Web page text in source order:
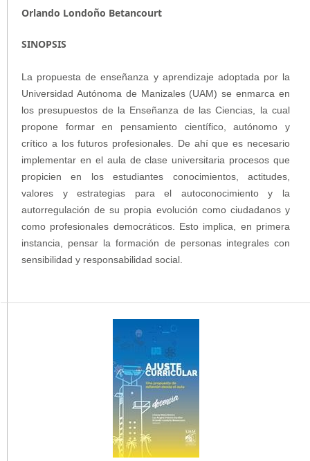
Orlando Londoño Betancourt
SINOPSIS
La propuesta de enseñanza y aprendizaje adoptada por la
Universidad Autónoma de Manizales (UAM) se enmarca en
los presupuestos de la Enseñanza de las Ciencias, la cual
propone formar en pensamiento científico, autónomo y
crítico a los futuros profesionales. De ahí que es necesario
implementar en el aula de clase universitaria procesos que
propicien en los estudiantes conocimientos, actitudes,
valores y estrategias para el autoconocimiento y la
autorregulación de su propia evolución como ciudadanos y
como profesionales democráticos. Esto implica, en primera
instancia, pensar la formación de personas integrales con
sensibilidad y responsabilidad social.